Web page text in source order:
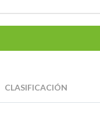
CLASIFICACIÓN